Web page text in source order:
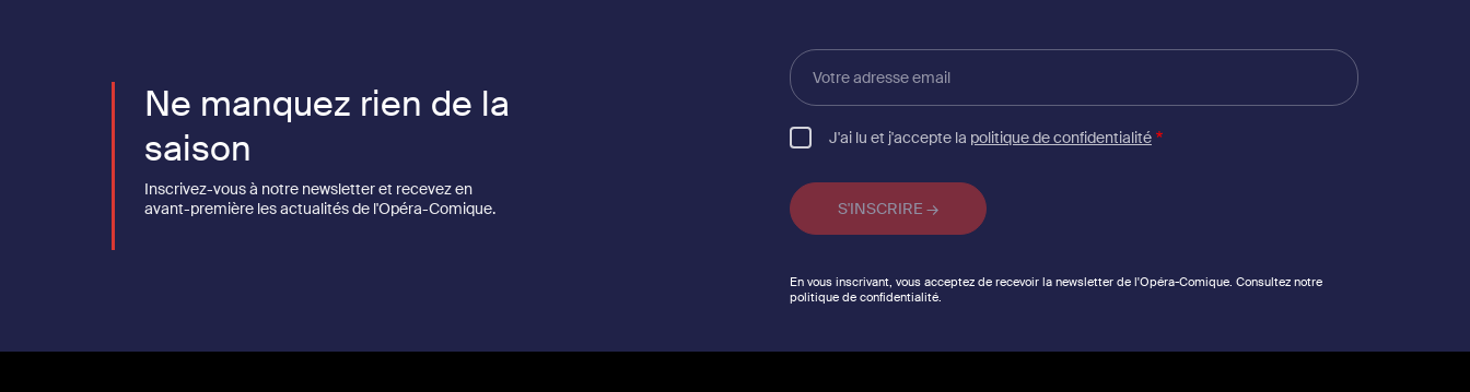
Ne manquez rien de la
saison
Inscrivez-vous à notre newsletter et recevez en
avant-première les actualités de l'Opéra-Comique.
Votre
adresse
email
J'ai lu et j'accepte la politique de confidentialité
En vous inscrivant, vous acceptez de recevoir la newsletter de l'Opéra-Comique. Consultez notre
politique de confidentialité.